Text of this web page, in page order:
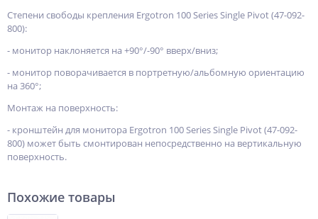
Степени свободы крепления Ergotron 100 Series Single Pivot (47-092-
800):
- монитор наклоняется на +90°/-90° вверх/вниз;
- монитор поворачивается в портретную/альбомную ориентацию
на 360°;
Монтаж на поверхность:
- кронштейн для монитора Ergotron 100 Series Single Pivot (47-092-
800) может быть смонтирован непосредственно на вертикальную
поверхность.
Похожие товары